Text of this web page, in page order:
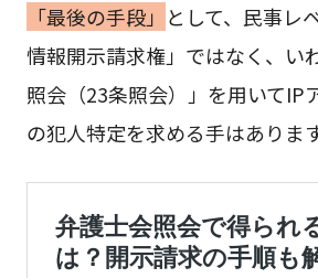
「最後の手段」 として、民事レ
情報開示請求権」ではなく、い
照会（23条照会）」を用いてIP
の犯人特定を求める手はあります